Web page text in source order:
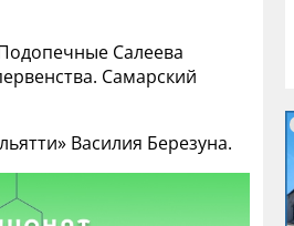
Салеева
Самарский
Василия Березуна.